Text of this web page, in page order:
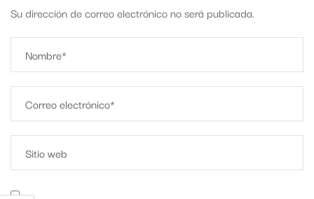
Su dirección de correo electrónico no será publicada.